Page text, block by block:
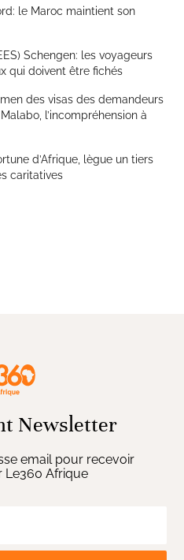
le Maroc maintient son
Schengen: les voyageurs
qui doivent être fichés
des visas des demandeurs
l’incompréhension à
d’Afrique, lègue un tiers
caritatives
Newsletter
email pour recevoir
Le360 Afrique